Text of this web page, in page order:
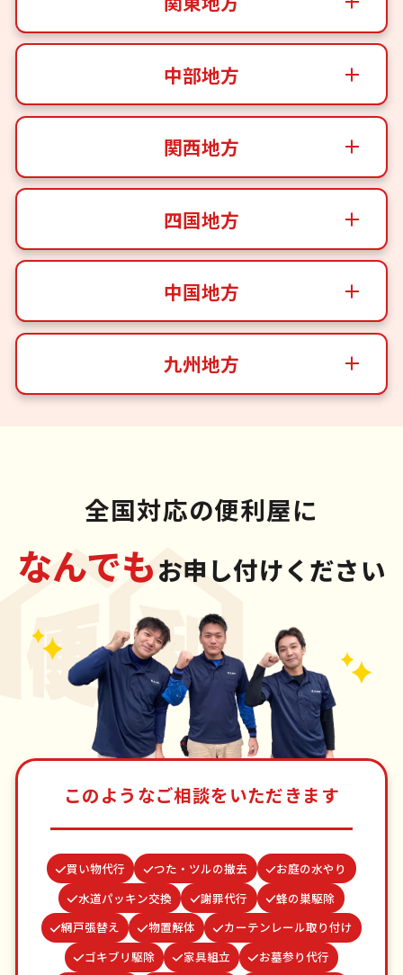
中部地方
関西地方
四国地方
中国地方
九州地方
全国対応の便利屋に
なんでもお申し付けください
このようなご相談をいただきます
買い物代行 つた・ツルの撤去
お庭の水やり
水道パッキン交換
謝罪代行
蜂の巣駆除
網戸張替え
物置解体
カーテンレール取り付け
ゴキブリ駆除
家具組立
お墓参り代行